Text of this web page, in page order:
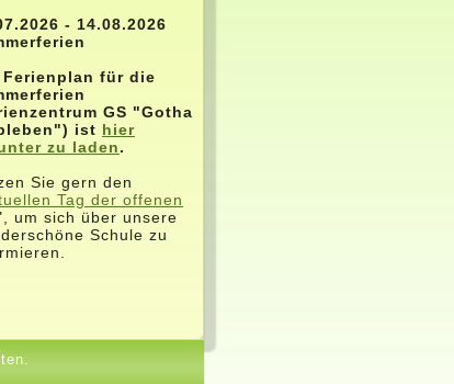
- 14.08.2026
Ferienplan für die
GS "Gotha
ist hier
zu laden.
Sie gern den
Tag der offenen
um sich über unsere
Schule zu